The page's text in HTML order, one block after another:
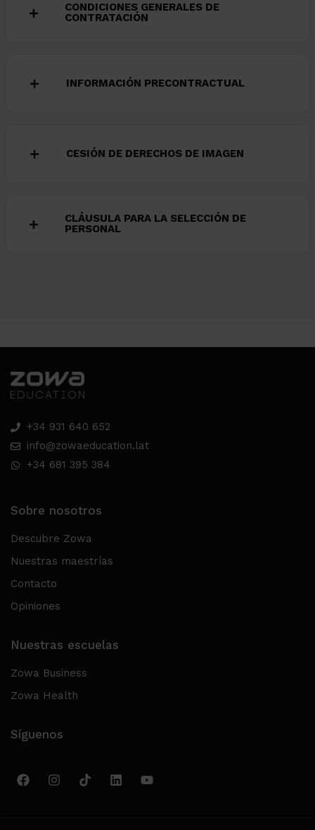
CONDICIONES GENERALES DE
CONTRATACIÓN
INFORMACIÓN PRECONTRACTUAL
CESIÓN DE DERECHOS DE IMAGEN
CLÁUSULA PARA LA SELECCIÓN DE
PERSONAL
+34 931 640 652
info@zowaeducation.lat
+34 681 395 384
Sobre nosotros
Descubre Zowa
Nuestras maestrías
Contacto
Opiniones
Nuestras escuelas
Zowa Business
Zowa Health
Síguenos